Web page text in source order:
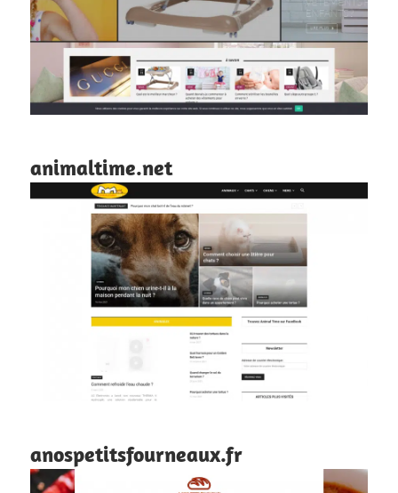
animaltime.net
anospetitsfourneaux.fr